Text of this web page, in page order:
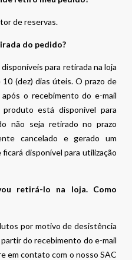
de reservas.
do pedido?
para retirada na loja
(dez) dias úteis. O prazo de
o recebimento do e-mail
está disponível para
não seja retirado no prazo
cancelado e gerado um
disponível para utilização
retirá-lo na loja. Como
por motivo de desistência
do recebimento do e-mail
em contato com o nosso SAC